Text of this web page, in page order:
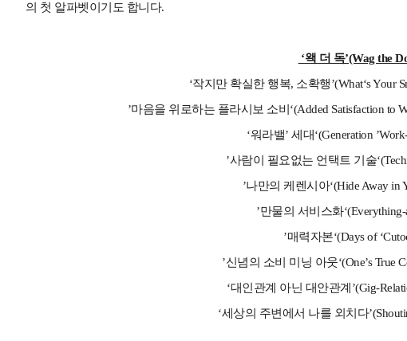
의 첫 알파벳이기도 합니다.
‘왝 더 독’(Wag the
‘작지만 확실한 행복, 소확행’(What‘s Your
’마음을 위로하는 플라시보 소비‘(Added Satisfaction to
‘워라밸’ 세대‘(Generation
’사람이 필요없는 언택트 기술
’나만의 케렌시아‘(Hide Away in
’만물의 서비스화‘(Everything-
’매력자본‘(Days of
’신념의 소비 미닝 아웃‘(One’s True
‘대인관계 아닌 대안관계’(Gig-
‘세상의 주변에서 나를 외치다